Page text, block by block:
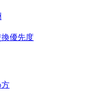
優先度
方